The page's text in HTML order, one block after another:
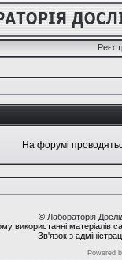
На форумі
© Лабораторія
використанні матеріалів
Зв'язок з
Powered